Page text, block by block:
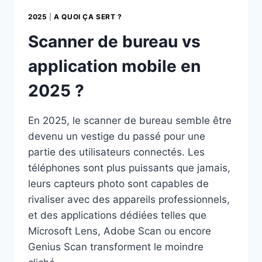
2025 |A QUOI ÇA SERT ?
Scanner de bureau vs
application mobile en
2025 ?
En 2025, le scanner de bureau semble être
devenu un vestige du passé pour une
partie des utilisateurs connectés. Les
téléphones sont plus puissants que jamais,
leurs capteurs photo sont capables de
rivaliser avec des appareils professionnels,
et des applications dédiées telles que
Microsoft Lens, Adobe Scan ou encore
Genius Scan transforment le moindre